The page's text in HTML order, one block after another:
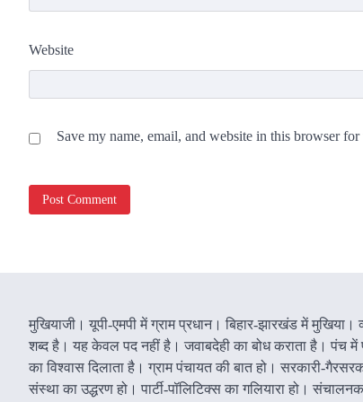
Website
Save my name, email, and website in this browser
मुखियाजी। यूपी-एमपी में ग्राम प्रधान। बिहार-झारखंड में मुखिया।
शब्द है। यह केवल पद नहीं है। जवाबदेही का बोध कराता है। पंच में
का विश्वास दिलाता है। ग्राम पंचायत की बात हो। सरकारी-
संस्था का उद्धरण हो। पार्टी-पॉलिटिक्स का गलियारा हो।